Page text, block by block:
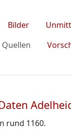
Bilder
Quellen
rund 1160.